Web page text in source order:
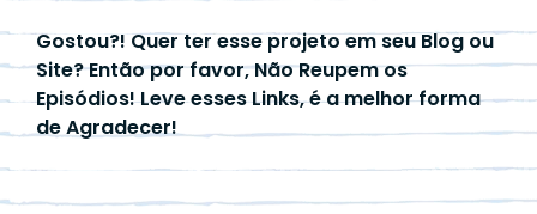
Gostou?! Quer ter esse projeto em seu Blog ou
Site? Então por favor, Não Reupem os
Episódios! Leve esses Links, é a melhor forma
de Agradecer!